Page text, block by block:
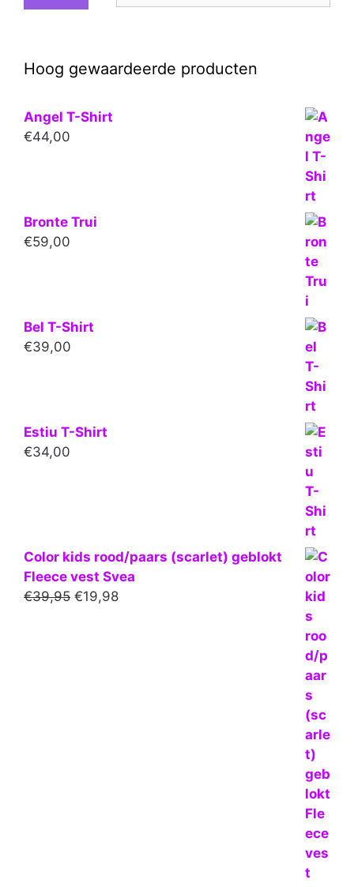
Hoog gewaardeerde producten
Angel T-Shirt
€44,00
Bronte Trui
€59,00
Bel T-Shirt
€39,00
Estiu T-Shirt
€34,00
Color kids rood/paars (scarlet) geblokt
Fleece vest Svea
€39,95 Oorspronkelijke
€19,98Huidige